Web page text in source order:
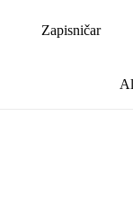
Zapisničar